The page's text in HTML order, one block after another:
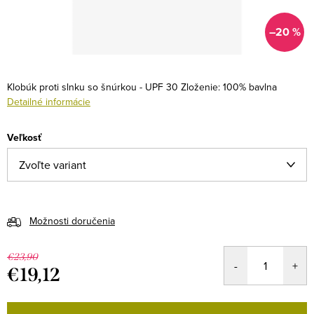
–20 %
Klobúk proti slnku so šnúrkou - UPF 30 Zloženie: 100% bavlna
Detailné informácie
Veľkosť
Možnosti doručenia
€23,90
€19,12
cena: